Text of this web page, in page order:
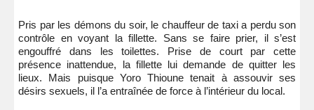
Pris par les démons du soir, le chauffeur de taxi a perdu son
contrôle en voyant la fillette. Sans se faire prier, il s’est
engouffré dans les toilettes. Prise de court par cette
présence inattendue, la fillette lui demande de quitter les
lieux. Mais puisque Yoro Thioune tenait à assouvir ses
désirs sexuels, il l’a entraînée de force à l’intérieur du local.